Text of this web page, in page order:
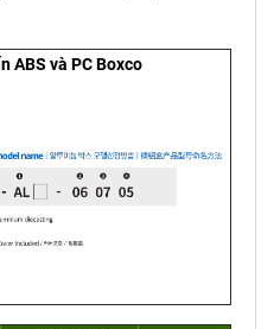
ABS và PC Boxco